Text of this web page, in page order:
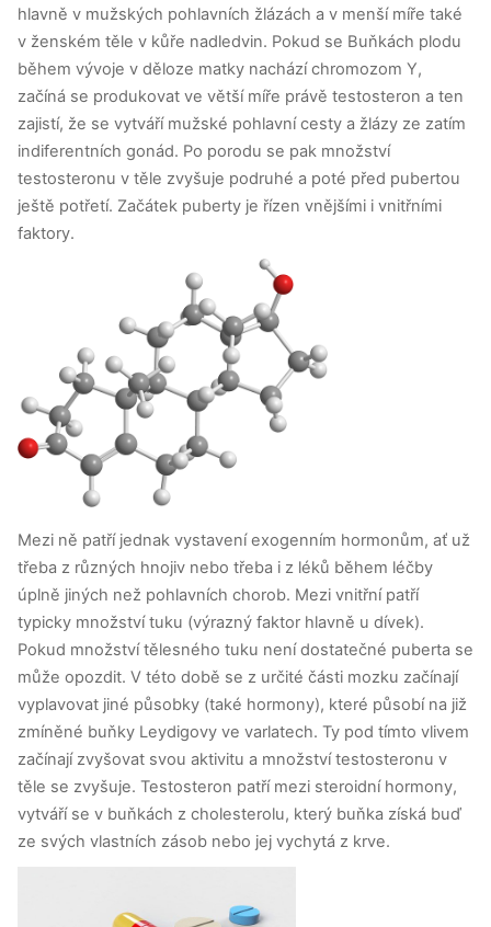
hlavně v mužských pohlavních žlázách a v menší míře také
v ženském těle v kůře nadledvin. Pokud se Buňkách plodu
během vývoje v děloze matky nachází chromozom Y,
začíná se produkovat ve větší míře právě testosteron a ten
zajistí, že se vytváří mužské pohlavní cesty a žlázy ze zatím
indiferentních gonád. Po porodu se pak množství
testosteronu v těle zvyšuje podruhé a poté před pubertou
ještě potřetí. Začátek puberty je řízen vnějšími i vnitřními
faktory.
Mezi ně patří jednak vystavení exogenním hormonům, ať už
třeba z různých hnojiv nebo třeba i z léků během léčby
úplně jiných než pohlavních chorob. Mezi vnitřní patří
typicky množství tuku (výrazný faktor hlavně u dívek).
Pokud množství tělesného tuku není dostatečné puberta se
může opozdit. V této době se z určité části mozku začínají
vyplavovat jiné působky (také hormony), které působí na již
zmíněné buňky Leydigovy ve varlatech. Ty pod tímto vlivem
začínají zvyšovat svou aktivitu a množství testosteronu v
těle se zvyšuje. Testosteron patří mezi steroidní hormony,
vytváří se v buňkách z cholesterolu, který buňka získá buď
ze svých vlastních zásob nebo jej vychytá z krve.